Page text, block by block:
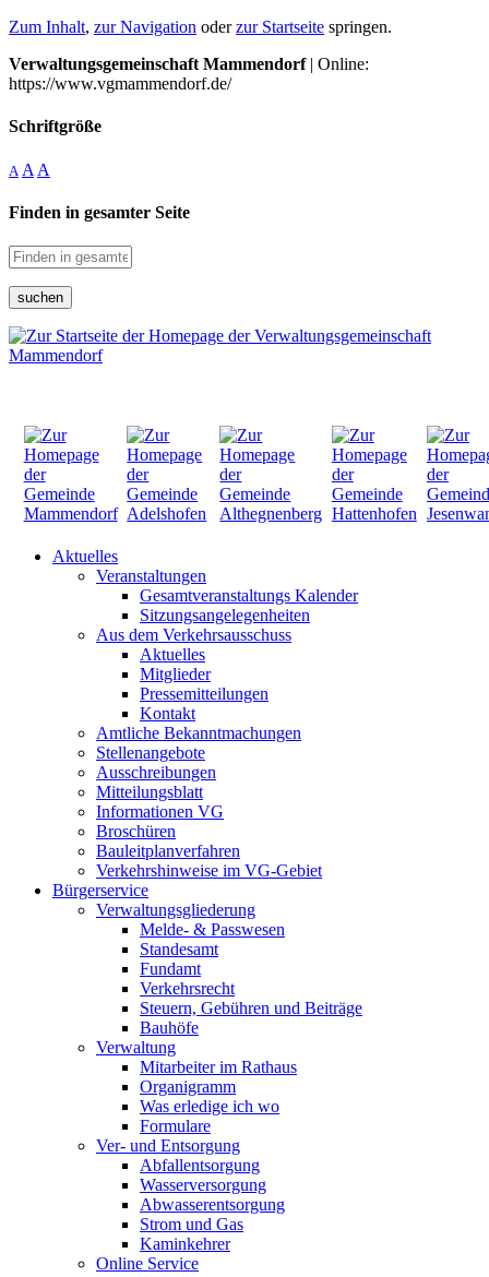
Zum Inhalt, zur Navigation oderzur Startseite springen.
Verwaltungsgemeinschaft Mammendorf| Online:
https://www.vgmammendorf.de/
Schriftgröße
A A A
Finden in gesamter Seite
suchen
Aktuelles
Veranstaltungen
Gesamtveranstaltungs Kalender
Sitzungsangelegenheiten
Aus dem Verkehrsausschuss
Aktuelles
Mitglieder
Pressemitteilungen
Kontakt
Amtliche Bekanntmachungen
Stellenangebote
Ausschreibungen
Mitteilungsblatt
Informationen VG
Broschüren
Bauleitplanverfahren
Verkehrshinweise im VG-Gebiet
Bürgerservice
Verwaltungsgliederung
Melde- & Passwesen
Standesamt
Fundamt
Verkehrsrecht
Steuern, Gebühren und Beiträge
Bauhöfe
Verwaltung
Mitarbeiter im Rathaus
Organigramm
Was erledige ich wo
Formulare
Ver- und Entsorgung
Abfallentsorgung
Wasserversorgung
Abwasserentsorgung
Strom und Gas
Kaminkehrer
Online Service